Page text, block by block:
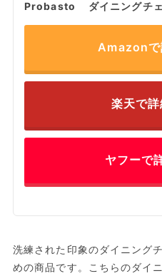
Probasto ダイニングチ
Amazonで
楽天で
ヤフーで
洗練された印象のダイニング
めの商品です。こちらのダ